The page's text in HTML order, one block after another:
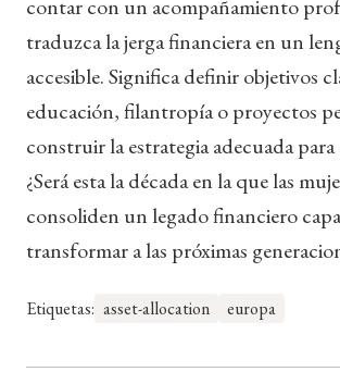
contar con un acompañamiento
traduzca la jerga financiera en un
accesible. Significa definir objetivos
educación, filantropía o proyectos
construir la estrategia adecuada para
¿Será esta la década en la que las
consoliden un legado financiero
transformar a las próximas
Etiquetas: asset-allocation europa